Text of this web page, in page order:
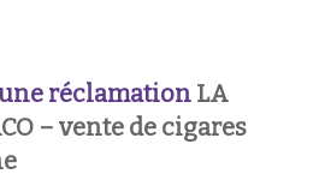
réclamation LA
– vente de cigares